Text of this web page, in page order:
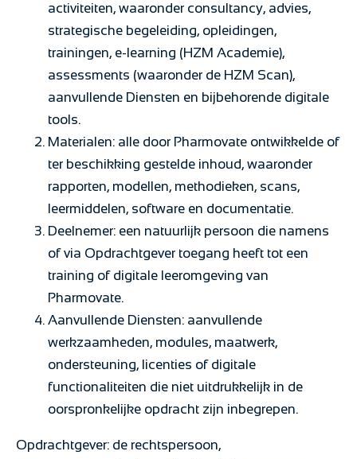
activiteiten, waaronder consultancy, advies,
strategische begeleiding, opleidingen,
trainingen, e-learning (HZM Academie),
assessments (waaronder de HZM Scan),
aanvullende Diensten en bijbehorende digitale
tools.
Materialen: alle door Pharmovate ontwikkelde of
ter beschikking gestelde inhoud, waaronder
rapporten, modellen, methodieken, scans,
leermiddelen, software en documentatie.
Deelnemer: een natuurlijk persoon die namens
of via Opdrachtgever toegang heeft tot een
training of digitale leeromgeving van
Pharmovate.
Aanvullende Diensten: aanvullende
werkzaamheden, modules, maatwerk,
ondersteuning, licenties of digitale
functionaliteiten die niet uitdrukkelijk in de
oorspronkelijke opdracht zijn inbegrepen.
Opdrachtgever: de rechtspersoon,